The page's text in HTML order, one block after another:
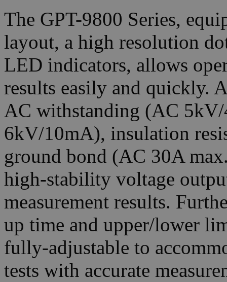
The GPT-9800 Series,
layout, a high resolution
LED indicators, allows
results easily and quickly.
AC withstanding (AC
6kV/10mA), insulation
ground bond (AC 30A
high-stability voltage
measurement results.
up time and upper/lower
fully-adjustable to
tests with accurate